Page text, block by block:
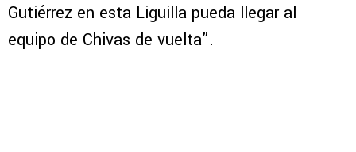
Gutiérrez en esta Liguilla pueda llegar al
equipo de Chivas de vuelta”.